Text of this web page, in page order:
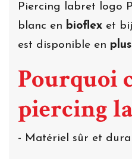
Piercing labret logo
blanc en bioflex et
est disponible en
Pourquoi
piercing
- Matériel sûr et